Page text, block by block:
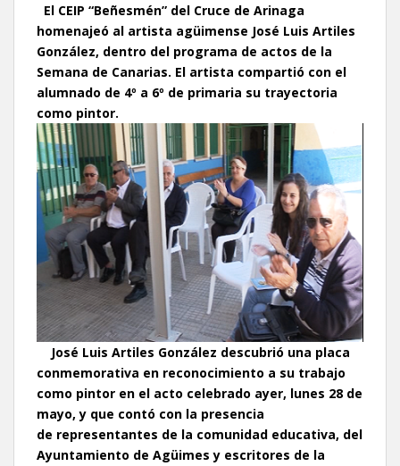
El CEIP “Beñesmén” del Cruce de Arinaga
homenajeó al artista agüimense José Luis Artiles
González, dentro del programa de actos de la
Semana de Canarias. El artista compartió con el
alumnado de 4º a 6º de primaria su trayectoria
como pintor.
José Luis Artiles González descubrió una placa
conmemorativa en reconocimiento a su trabajo
como pintor en el acto celebrado ayer, lunes 28 de
mayo, y que contó con la presencia
de representantes de la comunidad educativa, del
Ayuntamiento de Agüimes y escritores de la